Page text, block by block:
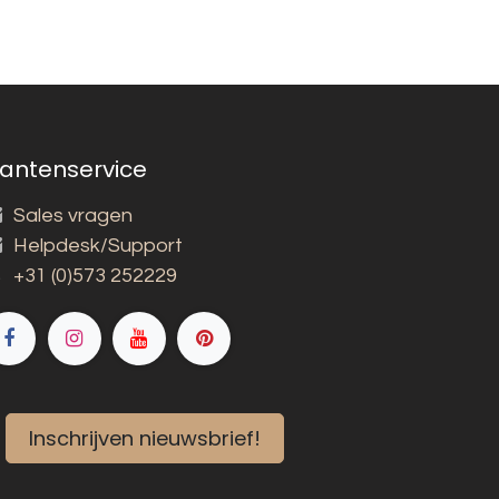
Sales vragen
Helpdesk/Support
+31 (0)573 252229
Inschrijven nieuwsbrief!